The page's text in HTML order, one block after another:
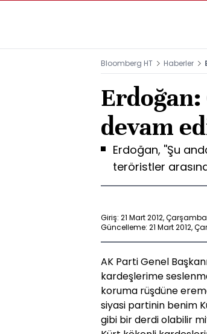
Bloomberg HT Haberler
Erdoğan:
devam
Erdoğan, ''Şu
teröristler
Giriş: 21 Mart 2012, Çarşamba
Güncelleme: 21 Mart 2012,
AK Parti Genel
kardeşlerime
koruma rüşdüne
siyasi partinin benim
gibi bir derdi olabilir